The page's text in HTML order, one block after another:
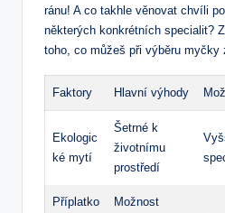
ránu! A co takhle věnovat chvíli
některých konkrétních specialit?
toho, co můžeš při výběru myčky
Faktory Hlavní výhody
Ekologic
ké mytí
Šetrné k
životnímu
prostředí
Příplatko
Možnost